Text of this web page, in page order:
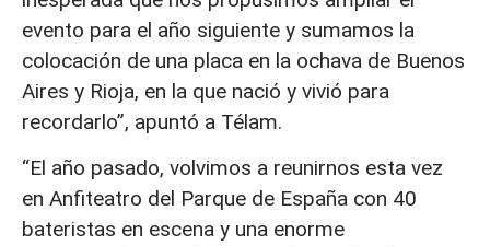
evento para el año siguiente y sumamos la
colocación de una placa en la ochava de Buenos
Aires y Rioja, en la que nació y vivió para
recordarlo”, apuntó a Télam.
“El año pasado, volvimos a reunirnos esta vez
en Anfiteatro del Parque de España con 40
bateristas en escena y una enorme